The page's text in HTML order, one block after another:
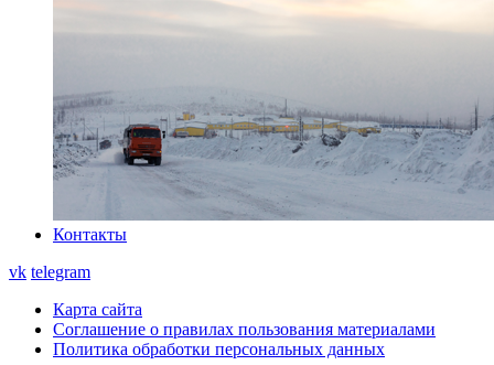
Контакты
vk telegram
Карта сайта
Соглашение о правилах пользования материалами
Политика обработки персональных данных